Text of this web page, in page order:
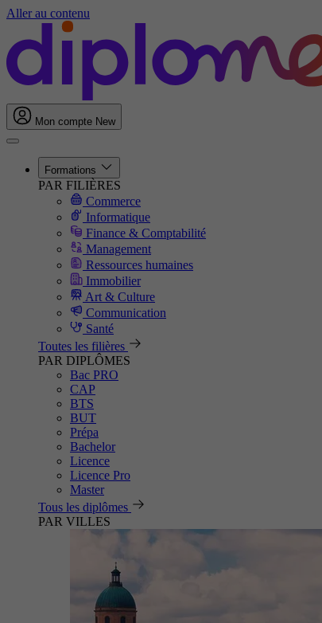
Aller au contenu
Mon compte New
Formations
PAR FILIÈRES
Commerce
Informatique
Finance & Comptabilité
Management
Ressources humaines
Immobilier
Art & Culture
Communication
Santé
Toutes les filières
PAR DIPLÔMES
Bac PRO
CAP
BTS
BUT
Prépa
Bachelor
Licence
Licence Pro
Master
Tous les diplômes
PAR VILLES